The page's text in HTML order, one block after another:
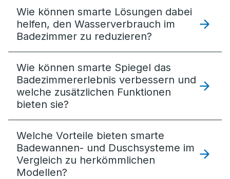
Wie können smarte Lösungen dabei
helfen, den Wasserverbrauch im
Badezimmer zu reduzieren?
Wie können smarte Spiegel das
Badezimmererlebnis verbessern und
welche zusätzlichen Funktionen
bieten sie?
Welche Vorteile bieten smarte
Badewannen- und Duschsysteme im
Vergleich zu herkömmlichen
Modellen?